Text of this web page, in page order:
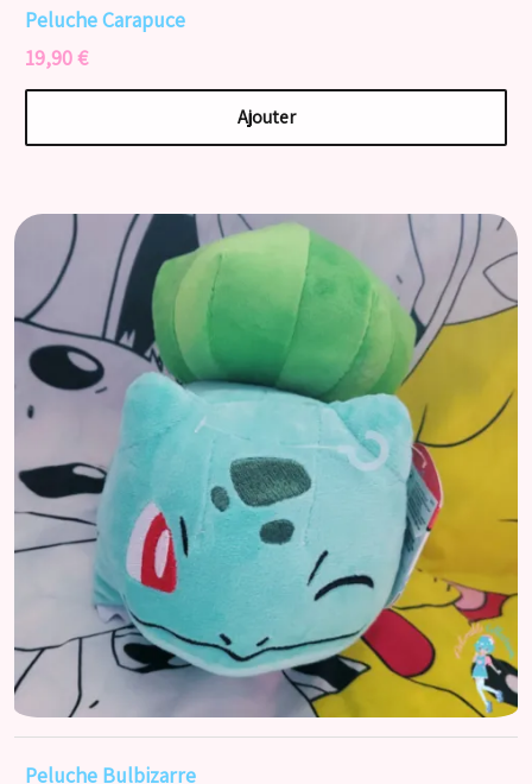
Peluche Carapuce
19,90 €
Ajouter
Peluche Bulbizarre